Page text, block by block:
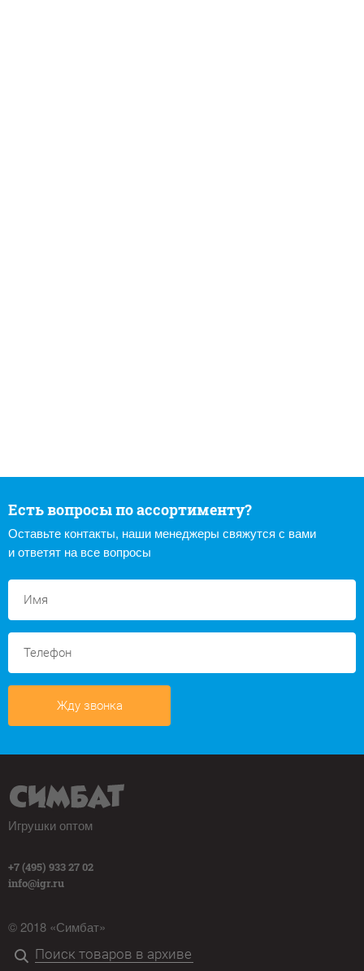
Есть вопросы по ассортименту?
Оставьте контакты, наши менеджеры свяжутся с вами
и ответят на все вопросы
Жду звонка
Игрушки оптом
+7 (495) 933 27 02
info@igr.ru
© 2018 «Симбат»